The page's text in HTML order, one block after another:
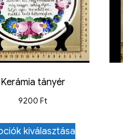
Kerámia tányér
9200Ft
kiválasztása